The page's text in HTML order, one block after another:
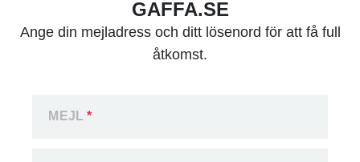
GAFFA.SE
Ange din mejladress och ditt lösenord för att få full
åtkomst.
MEJL*